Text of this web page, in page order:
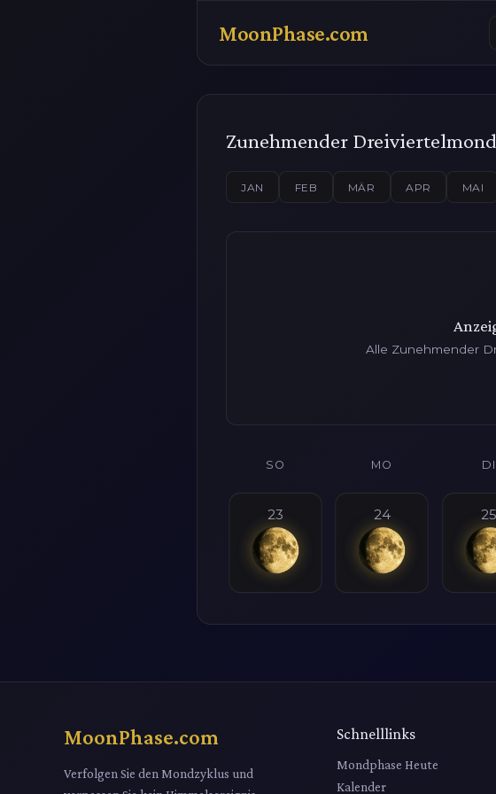
MoonPhase.com
Zunehmender
JAN FEB MÄR APR MAI
Alle Zunehmender
SO MO DI
23 24 25
MoonPhase.com
Verfolgen Sie den Mondzyklus und
Schnelllinks
Mondphase Heute
Kalender